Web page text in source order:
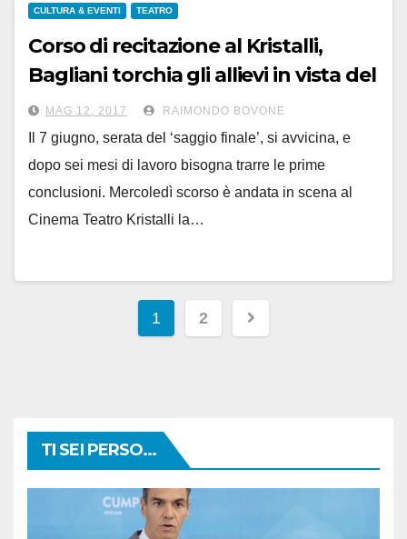
CULTURA & EVENTI TEATRO
Corso di recitazione al Kristalli,
Bagliani torchia gli allievi in vista del
‘saggio’ del 7 giugno. Fra le risate
MAG 12, 2017 RAIMONDO BOVONE
Il 7 giugno, serata del ‘saggio finale’, si avvicina, e
dopo sei mesi di lavoro bisogna trarre le prime
conclusioni. Mercoledì scorso è andata in scena al
Cinema Teatro Kristalli la…
Paginazione
1 2
TI SEI PERSO...